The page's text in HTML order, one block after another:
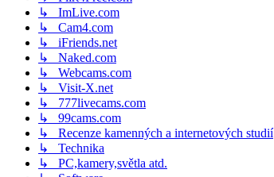
↳ ImLive.com
↳ Cam4.com
↳ iFriends.net
↳ Naked.com
↳ Webcams.com
↳ Visit-X.net
↳ 777livecams.com
↳ 99cams.com
↳ Recenze kamenných a internetových studií
↳ Technika
↳ PC,kamery,světla atd.